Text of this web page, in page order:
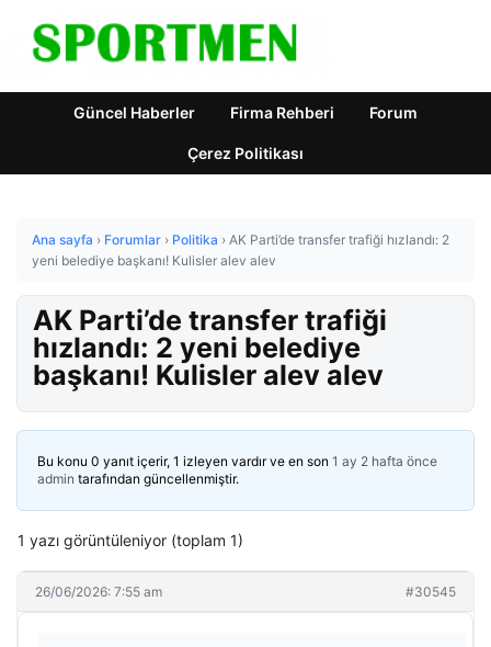
Güncel Haberler Firma Rehberi Forum
Çerez Politikası
Ana sayfa › Forumlar › Politika › AK Parti’de transfer trafiği hızlandı: 2
yeni belediye başkanı! Kulisler alev alev
AK Parti’de transfer trafiği
hızlandı: 2 yeni belediye
başkanı! Kulisler alev alev
Bu konu 0 yanıt içerir, 1 izleyen vardır ve en son 1 ay 2 hafta önce
admin tarafından güncellenmiştir.
1 yazı görüntüleniyor (toplam 1)
26/06/2026: 7:55 am #30545